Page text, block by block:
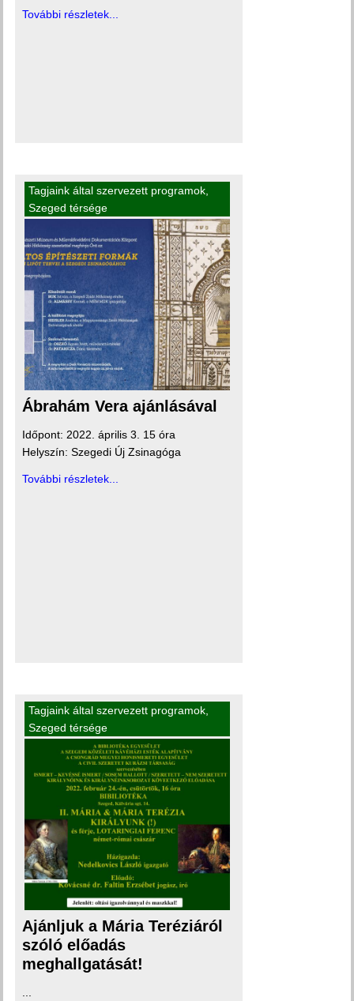
További részletek...
Tagjaink által szervezett programok
Szeged térsége
Ábrahám Vera ajánlásával
Időpont: 2022. április 3. 15 óra
Helyszín: Szegedi Új Zsinagóga
További részletek...
Tagjaink által szervezett programok
Szeged térsége
Ajánljuk a Mária Teréziáról
szóló előadás
meghallgatását!